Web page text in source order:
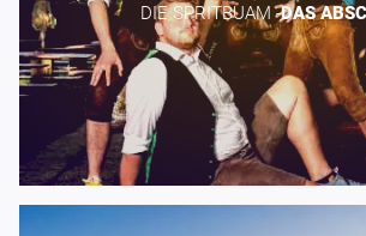
DIE SPRITBUAM -​DAS